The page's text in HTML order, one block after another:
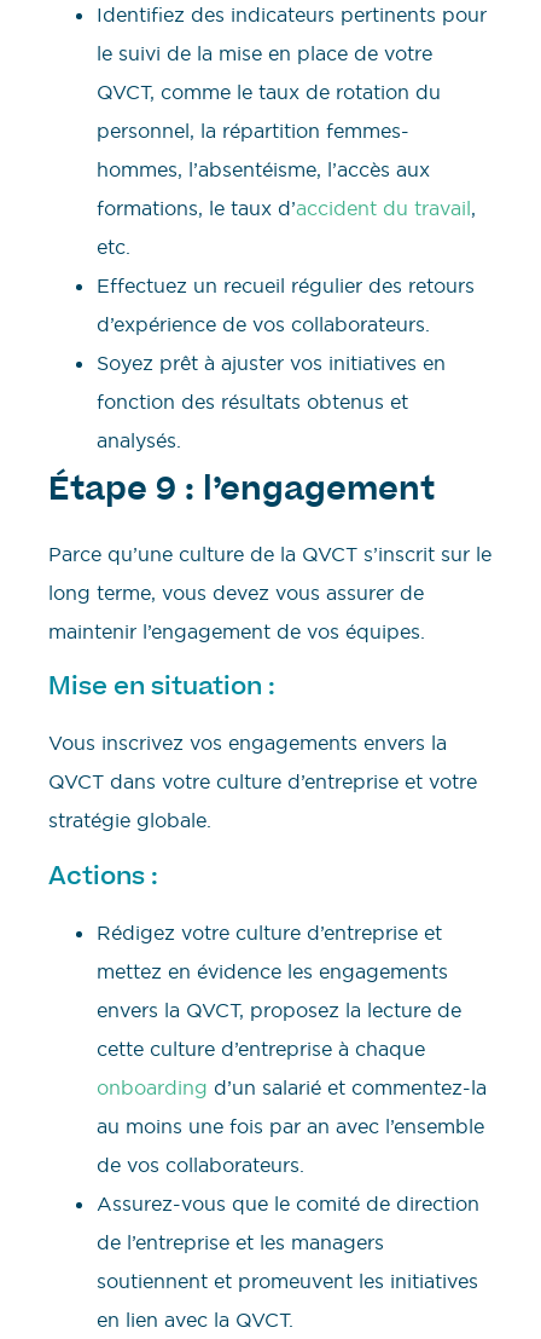
Identifiez des indicateurs pertinents pour
le suivi de la mise en place de votre
QVCT, comme le taux de rotation du
personnel, la répartition femmes-
hommes, l’absentéisme, l’accès aux
formations, le taux d’accident du travail,
etc.
Effectuez un recueil régulier des retours
d’expérience de vos collaborateurs.
Soyez prêt à ajuster vos initiatives en
fonction des résultats obtenus et
analysés.
Étape 9 : l’engagement
Parce qu’une culture de la QVCT s’inscrit sur le
long terme, vous devez vous assurer de
maintenir l’engagement de vos équipes.
Mise en situation :
Vous inscrivez vos engagements envers la
QVCT dans votre culture d’entreprise et votre
stratégie globale.
Actions :
Rédigez votre culture d’entreprise et
mettez en évidence les engagements
envers la QVCT, proposez la lecture de
cette culture d’entreprise à chaque
onboarding d’un salarié et commentez-la
au moins une fois par an avec l’ensemble
de vos collaborateurs.
Assurez-vous que le comité de direction
de l’entreprise et les managers
soutiennent et promeuvent les initiatives
en lien avec la QVCT.